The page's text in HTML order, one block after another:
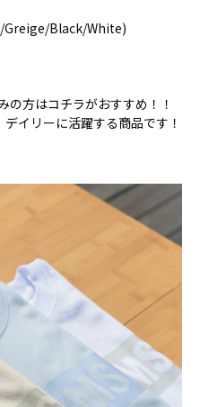
Greige/Black/White)
の方はコチラがおすすめ！！
イリーに活躍する商品です！